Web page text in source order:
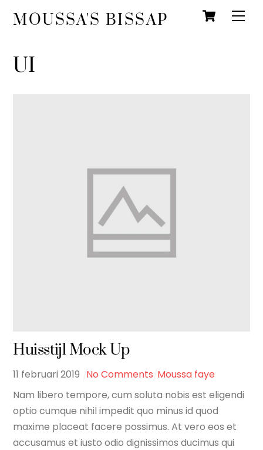
naarMOUSSA'S BISSAP
UI
Huisstijl Mock Up
11 februari 2019 No Comments Moussa faye
Nam libero tempore, cum soluta nobis est eligendi
optio cumque nihil impedit quo minus id quod
maxime placeat facere possimus. At vero eos et
accusamus et iusto odio dignissimos ducimus qui